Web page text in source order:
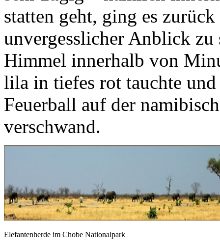
statten geht, ging es
unvergesslicher Anblick zu
Himmel innerhalb von
lila in tiefes rot tauchte
Feuerball auf der
verschwand.
Elefantenherde im Chobe Nationalpark